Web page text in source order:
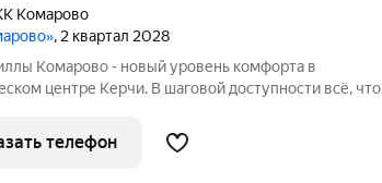
Комарово
, 2 квартал 2028
Комарово - новый уровень комфорта в
центре Керчи. В шаговой доступности всё, что
обилию парковых зон. Прямо под окнами самый
ландшафтный парк в
телефон